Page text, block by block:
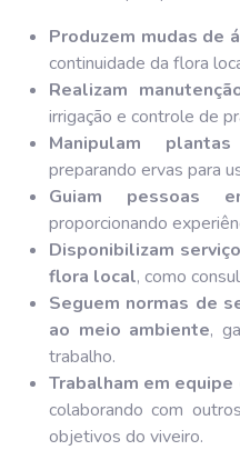
Produzem mudas de
continuidade da flora
Realizam
irrigação e controle de
Manipulam
preparando ervas para
Guiam pessoas
proporcionando
Disponibilizam
flora local, como
Seguem normas de
ao meio ambiente,
trabalho.
Trabalham em
colaborando com
objetivos do viveiro.